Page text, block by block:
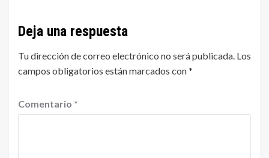
Deja una respuesta
Tu dirección de correo electrónico no será publicada. Los
campos obligatorios están marcados con*
Comentario *